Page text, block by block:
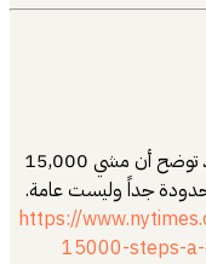
دراسة محدودة جداً شملت بعض سعاة البريد توضح أن مشي 15,000
جداً وليست عامة.
https://
15000-steps-